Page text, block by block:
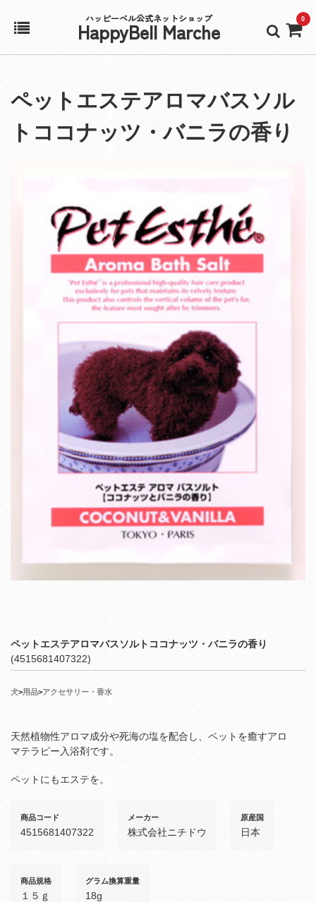
ハッピーベル公式ネットショップ
HappyBell Marche 0
アカウント
カート
ペットエステアロマバスソル
トココナッツ・バニラの香り
ペットエステアロマバスソルトココナッツ・バニラの香り
(4515681407322)
犬>用品>アクセサリー・香水
天然植物性アロマ成分や死海の塩を配合し、ペットを癒すアロ
マテラピー入浴剤です。
ペットにもエステを。
商品コード
4515681407322
メーカー
株式会社ニチドウ
原産国
日本
商品規格
１５ｇ
グラム換算重量
18g